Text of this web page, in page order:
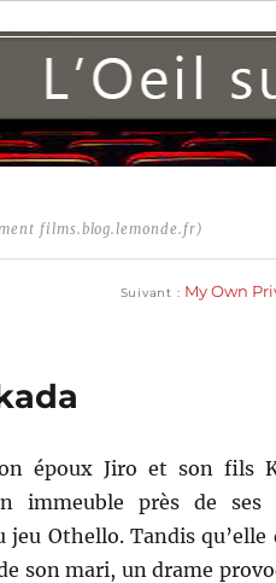
films.blog.lemonde.fr)
Suivant My Own
époux Jiro et son fils
immeuble près de ses
Othello. Tandis qu’elle
son mari, un drame